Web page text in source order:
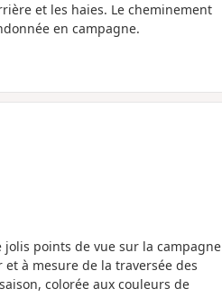
et les haies. Le cheminement
en campagne.
points de vue sur la campagne
à mesure de la traversée des
colorée aux couleurs de